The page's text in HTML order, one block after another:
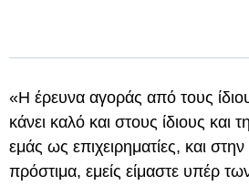
«Η έρευνα αγοράς από τους
κάνει καλό και στους ίδιους και
εμάς ως επιχειρηματίες, και στην
πρόστιμα, εμείς είμαστε υπέρ